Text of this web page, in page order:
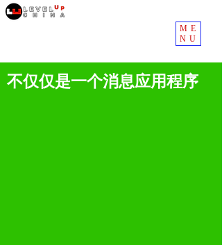
ME
NU
不仅仅是一个消息应用程序